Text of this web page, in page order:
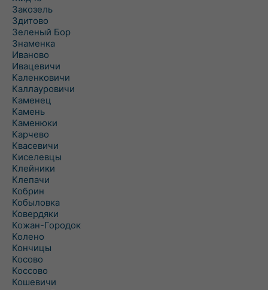
Закозель
Здитово
Зеленый Бор
Знаменка
Иваново
Ивацевичи
Каленковичи
Каллауровичи
Каменец
Камень
Каменюки
Карчево
Квасевичи
Киселевцы
Клейники
Клепачи
Кобрин
Кобыловка
Ковердяки
Кожан-Городок
Колено
Кончицы
Косово
Коссово
Кошевичи